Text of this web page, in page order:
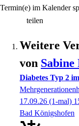
Termin(e) im Kalender
teilen
Weitere
von Sabine
Diabetes Typ 2
17.09.26 (1-mal)
Bad Königshofen